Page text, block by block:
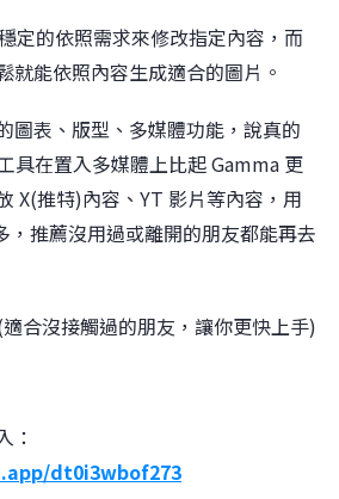
定的依照需求來修改指定內容，而
就能依照內容生成適合的圖片。
圖表、版型、多媒體功能，說真的
具在置入多媒體上比起 Gamma 更
X(推特)內容、YT 影片等內容，用
，推薦沒用過或離開的朋友都能再去
合沒接觸過的朋友，讓你更快上手)
：
dt0i3wbof273